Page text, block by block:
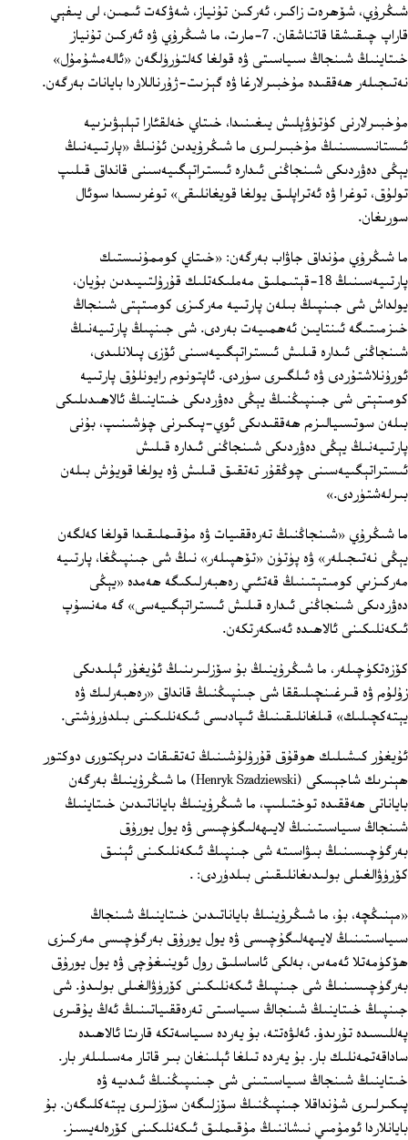
شىڭرۇي، شۆھرەت زاكىر، ئەركىن تۇنياز، شەۋكەت ئىمىن، لى يىفېي
قاراپ چىقىشقا قاتناشقان. 7-مارت، ما شىڭرۇي ۋە ئەركىن تۇنياز
خىتاينىڭ شىنجاڭ سىياسىتى ۋە قولغا كەلتۈرۈلگەن «ئالەمشۇمۇل»
نەتىجىلەر ھەققىدە مۇخبىرلارغا ۋە گېزىت-ژۇرناللاردا بايانات بەرگەن.
مۇخبىرلارنى كۈتۈۋېلىش يىغىنىدا، خىتاي خەلقئارا تېلېۋىزىيە
ئىستانسىسىنىڭ مۇخبىرلىرى ما شىڭرۇيدىن ئۇنىڭ «پارتىيەنىڭ
يېڭى دەۋردىكى شىنجاڭنى ئىدارە ئىستراتېگىيەسىنى قانداق قىلىپ
تولۇق، توغرا ۋە ئەتراپلىق يولغا قويغانلىقى» توغرىسىدا سوئال
سورىغان.
ما شىڭرۇي مۇنداق جاۋاب بەرگەن: «خىتاي كوممۇنىستىك
پارتىيەسىنىڭ 18-قېتىملىق مەملىكەتلىك قۇرۇلتىيىدىن بۇيان،
يولداش شى جىنپىڭ بىلەن پارتىيە مەركىزى كومىتېتى شىنجاڭ
خىزمىتىگە ئىنتايىن ئەھمىيەت بەردى. شى جىنپىڭ پارتىيەنىڭ
شىنجاڭنى ئىدارە قىلىش ئىستراتېگىيەسىنى ئۆزى پىلانلىدى،
ئورۇنلاشتۇردى ۋە ئىلگىرى سۈردى. ئاپتونوم رايونلۇق پارتىيە
كومىتېتى شى جىنپىڭنىڭ يېڭى دەۋردىكى خىتاينىڭ ئالاھىدىلىكى
بىلەن سوتسىيالىزم ھەققىدىكى ئوي-پىكىرنى چۈشىنىپ، بۇنى
پارتىيەنىڭ يېڭى دەۋردىكى شىنجاڭنى ئىدارە قىلىش
ئىستراتېگىيەسىنى چوڭقۇر تەتقىق قىلىش ۋە يولغا قويۇش بىلەن
بىرلەشتۈردى.»
ما شىڭرۇي «شىنجاڭنىڭ تەرەققىيات ۋە مۇقىملىقىدا قولغا كەلگەن
يېڭى نەتىجىلەر» ۋە پۈتۈن «تۆھپىلەر» نىڭ شى جىنپىڭغا، پارتىيە
مەركىزىي كومىتېتىنىڭ قەتئىي رەھبەرلىكىگە ھەمدە «يېڭى
دەۋردىكى شىنجاڭنى ئىدارە قىلىش ئىستراتېگىيەسى» گە مەنسۇپ
ئىكەنلىكىنى ئالاھىدە ئەسكەرتكەن.
كۆزەتكۈچىلەر، ما شىڭرۇينىڭ بۇ سۆزلىرىنىڭ ئۇيغۇر ئېلىدىكى
زۇلۇم ۋە قىرغىنچىلىققا شى جىنپىڭنىڭ قانداق «رەھبەرلىك ۋە
يېتەكچىلىك» قىلغانلىقىنىڭ ئىپادىسى ئىكەنلىكىنى بىلدۈرۈشتى.
ئۇيغۇر كىشىلىك ھوقۇق قۇرۇلۇشىنىڭ تەتقىقات دىرېكتورى دوكتور
ھېنرىك شاجېسكى (Henryk Szadziewski) ما شىڭرۇينىڭ بەرگەن
باياناتى ھەققىدە توختىلىپ، ما شىڭرۇينىڭ باياناتىدىن خىتاينىڭ
شىنجاڭ سىياسىتىنىڭ لايىھەلىگۈچىسى ۋە يول يورۇق
بەرگۈچىسىنىڭ بىۋاسىتە شى جىنپىڭ ئىكەنلىكىنى ئېنىق
كۆرۈۋالغىلى بولىدىغانلىقىنى بىلدۈردى: .
«مېنىڭچە، بۇ، ما شىڭرۇينىڭ باياناتىدىن خىتاينىڭ شىنجاڭ
سىياسىتىنىڭ لايىھەلىگۇچىسى ۋە يول يورۇق بەرگۈچىسى مەركىزى
ھۆكۈمەتلا ئەمەس، بەلكى ئاساسلىق رول ئوينىغۇچى ۋە يول يورۇق
بەرگۈچىسىنىڭ شى جىنپىڭ ئىكەنلىكىنى كۆرۈۋالغىلى بولىدۇ. شى
جىنپىڭ خىتاينىڭ شىنجاڭ سىياسىتى تەرەققىياتىنىڭ ئەڭ يۇقىرى
پەللىسىدە تۇرىدۇ. ئەلۋەتتە، بۇ يەردە سىياسەتكە قارىتا ئالاھىدە
ساداقەتمەنلىك بار. بۇ يەردە تىلغا ئېلىنغان بىر قاتار مەسىلىلەر بار.
خىتاينىڭ شىنجاڭ سىياسىتىنى شى جىنىپىڭنىڭ ئىدىيە ۋە
پىكىرلىرى شۇنداقلا جىنپىڭنىڭ سۆزلىگەن سۆزلىرى يېتەكلىگەن. بۇ
بايانلاردا ئومۇمىي نىشاننىڭ مۇقىملىق ئىكەنلىكىنى كۆرەلەيسىز.